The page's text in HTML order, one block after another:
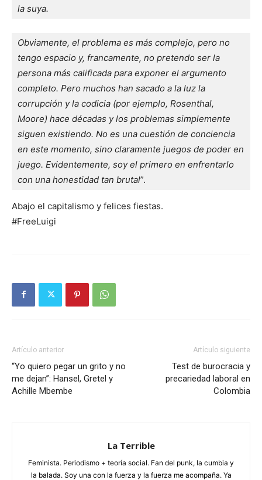
la suya.
Obviamente, el problema es más complejo, pero no
tengo espacio y, francamente, no pretendo ser la
persona más calificada para exponer el argumento
completo. Pero muchos han sacado a la luz la
corrupción y la codicia (por ejemplo, Rosenthal,
Moore) hace décadas y los problemas simplemente
siguen existiendo. No es una cuestión de conciencia
en este momento, sino claramente juegos de poder en
juego. Evidentemente, soy el primero en enfrentarlo
con una honestidad tan brutal”.
Abajo el capitalismo y felices fiestas.
#FreeLuigi
Artículo anterior
“Yo quiero pegar un grito y no
me dejan”: Hansel, Gretel y
Achille Mbembe
Artículo siguiente
Test de burocracia y
precariedad laboral en
Colombia
La Terrible
Feminista. Periodismo + teoría social. Fan del punk, la cumbia y
la balada. Soy una con la fuerza y la fuerza me acompaña. Ya